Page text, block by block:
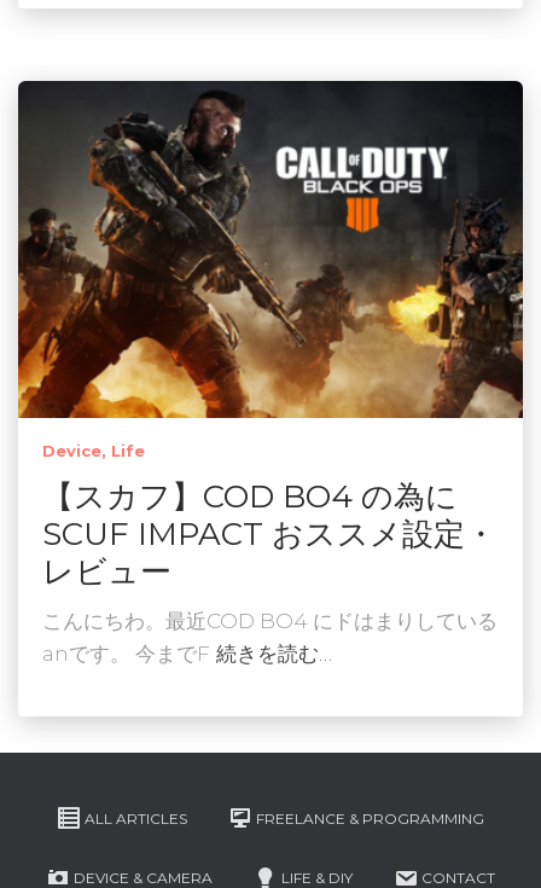
Device Life
【スカフ】COD BO4 の為に
SCUF IMPACT おススメ設定・
レビュー
こんにちわ。最近COD BO4 にドはまりしている
anです。 今までF 続きを読む…
ALL ARTICLES FREELANCE & PROGRAMMING
DEVICE & CAMERA LIFE & DIY CONTACT